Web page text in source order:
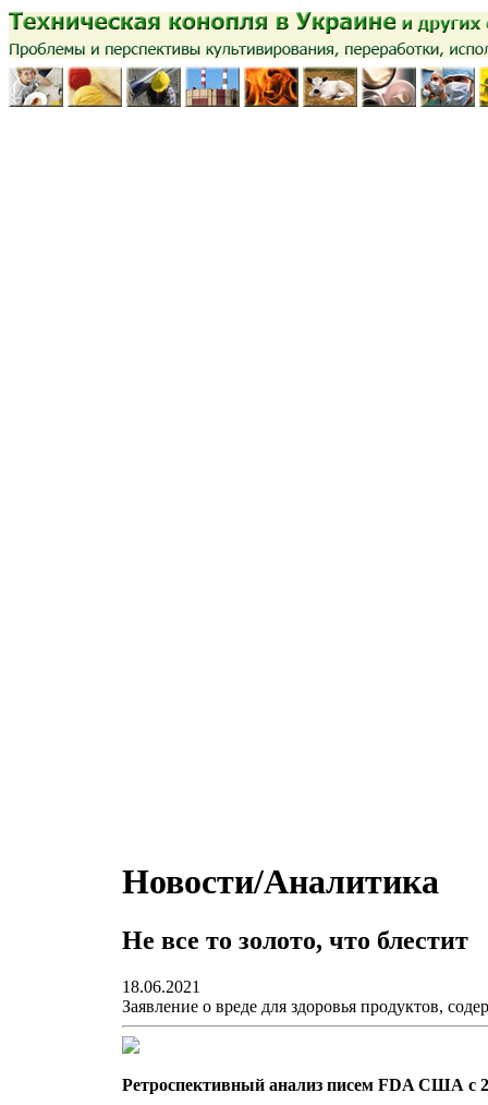
Новости/Аналитика
Не все то золото, что блестит
18.06.2021
Заявление о вреде для здоровья продуктов,
Ретроспективный анализ писем FDA США с